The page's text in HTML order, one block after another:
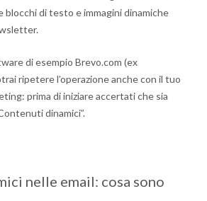
blocchi di testo e immagini dinamiche
di esempio Brevo.com (ex
ripetere l’operazione anche con il tuo
prima di iniziare accertati che sia
dinamici”.
nelle email: cosa sono